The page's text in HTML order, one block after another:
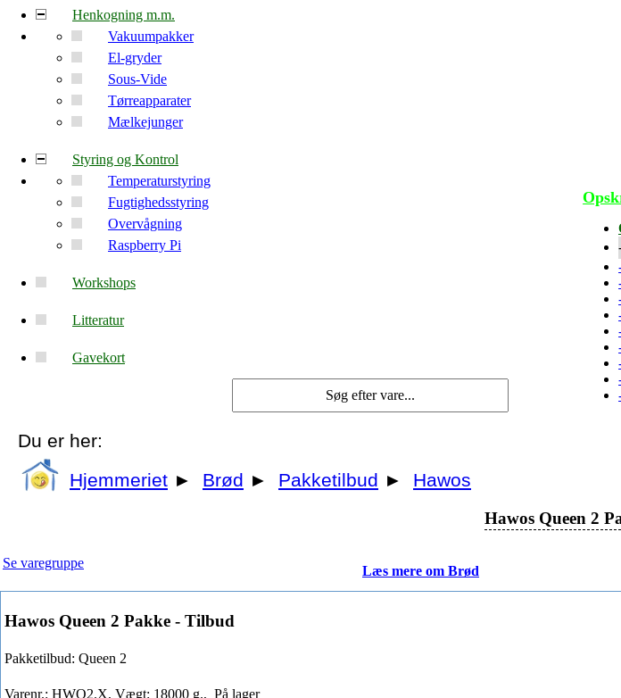
Henkogning m.m.
Vakuumpakker
El-gryder
Sous-Vide
Tørreapparater
Mælkejunger
Styring og Kontrol
Temperaturstyring
Fugtighedsstyring
Overvågning
Raspberry Pi
Workshops
Litteratur
Gavekort
Du er her:
Hjemmeriet ► Brød ► Pakketilbud ► Hawos
Hawos Queen 2
Se varegruppe
Læs mere om Brød
Hawos Queen 2 Pakke - Tilbud
Pakketilbud: Queen 2
Varenr.: HWQ2.X, Vægt: 18000 g., På lager